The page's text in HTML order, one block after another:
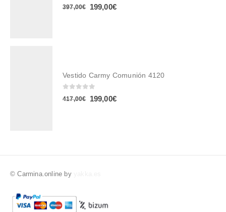
397,00€
El
199,00€El
Vestido Carmy Comunión 4120
out of 5
417,00€
El
199,00€El
© Carmina.online by